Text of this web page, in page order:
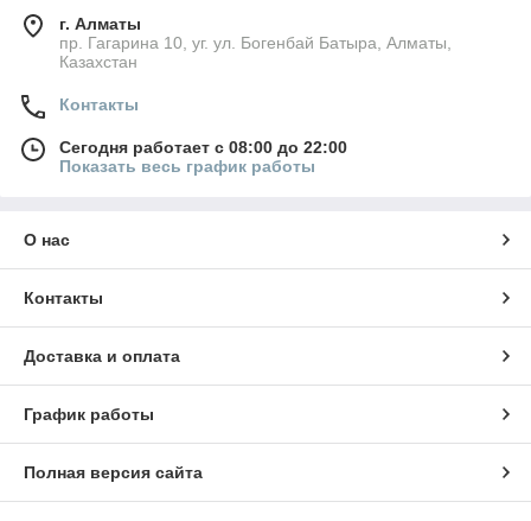
г. Алматы
пр. Гагарина 10, уг. ул. Богенбай Батыра, Алматы,
Казахстан
Контакты
Сегодня работает с 08:00 до 22:00
Показать весь график работы
О нас
Контакты
Доставка и оплата
График работы
Полная версия сайта